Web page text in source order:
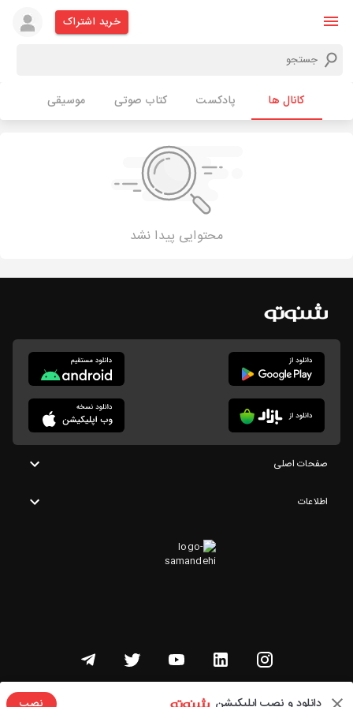
خرید اشتراک
کانال ها پادکست کتاب صوتی موسیقی
محتوایی پیدا نشد
صفحات اصلی
اطلاعات
تمامی حقوق این وبسایت متعلق به شنوتو است